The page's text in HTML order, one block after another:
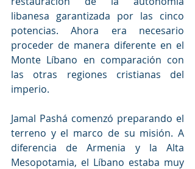
libanesa garantizada por las cinco
potencias. Ahora era necesario
proceder de manera diferente en el
Monte Líbano en comparación con
las otras regiones cristianas del
imperio.
Jamal Pashá comenzó preparando el
terreno y el marco de su misión. A
diferencia de Armenia y la Alta
Mesopotamia, el Líbano estaba muy